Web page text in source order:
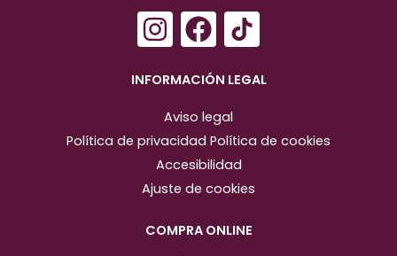
I
n
s
a
g
r
m
F
a
c
e
b
o
o
INFORMACIÓN LEGAL
Aviso legal
Política de privacidad Política de cookies
Accesibilidad
Ajuste de cookies
COMPRA ONLINE